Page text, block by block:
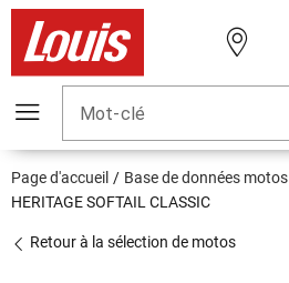
Mot-clé
Page d'accueil
Base de données motos
HERITAGE SOFTAIL CLASSIC
Retour à la sélection de motos